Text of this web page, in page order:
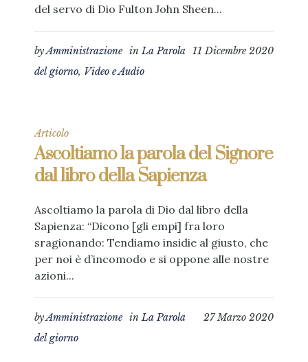
del servo di Dio Fulton John Sheen...
11 Dicembre 2020
byAmministrazione inLa Parola
del giorno, Video e Audio
Articolo
Ascoltiamo la parola del Signore
dal libro della Sapienza
Ascoltiamo la parola di Dio dal libro della
Sapienza: “Dicono [gli empi] fra loro
sragionando: Tendiamo insidie al giusto, che
per noi è d’incomodo e si oppone alle nostre
azioni...
27 Marzo 2020
byAmministrazione inLa Parola
del giorno